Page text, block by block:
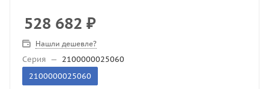
528 682 ₽
Нашли дешевле?
Серия — 2100000025060
2100000025060